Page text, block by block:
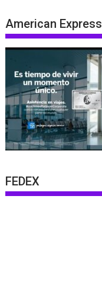
American Express
FEDEX